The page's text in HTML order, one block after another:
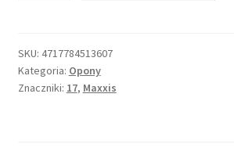
2
G
180/55
SKU: 4717784513607
Kategoria: Opony
Znaczniki: 17, Maxxis